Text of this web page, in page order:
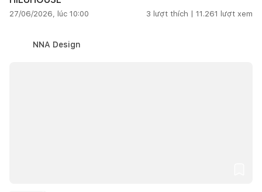
27/06/2026, lúc 10:00 3 lượt thích | 11.261 lượt xem
NNA Design